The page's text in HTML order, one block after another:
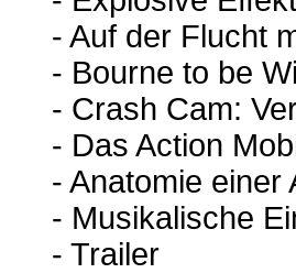
- Auf der Flucht
- Bourne to be
- Crash Cam:
- Das Action
- Anatomie einer
- Musikalische
- Trailer